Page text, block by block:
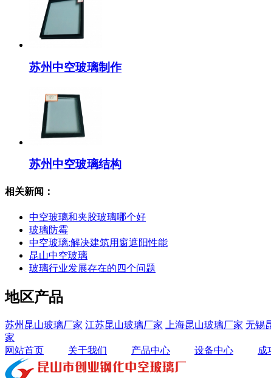
苏州中空玻璃制作
苏州中空玻璃结构
相关新闻：
中空玻璃和夹胶玻璃哪个好
玻璃防霉
中空玻璃:解决建筑用窗遮阳性能
昆山中空玻璃
玻璃行业发展存在的四个问题
地区产品
苏州昆山玻璃厂家 江苏昆山玻璃厂家 上海昆山玻璃厂家 无锡
家
网站首页
关于我们 产品中心 设备中心 成